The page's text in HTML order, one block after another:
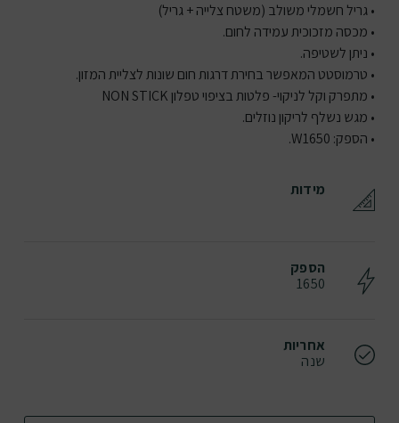
• גריל חשמלי משולב (משטח צלייה + גריל)
• מכסה מזכוכית עמידה לחום.
• ניתן לשטיפה.
• טרמוסטט המאפשר בחירת דרגות חום שונות לצליית המזון.
• מתפרק וקל לניקוי- פלטות בציפוי טפלון NON STICK
• מגש נשלף לריקון נוזלים.
• הספק: W1650.
מידות
הספק
1650
אחריות
שנה